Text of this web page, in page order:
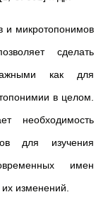
и микротопонимов
сделать
как для
в целом.
необходимость
для изучения
имен
изменений.